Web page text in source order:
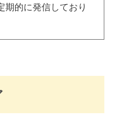
期的に発信しており